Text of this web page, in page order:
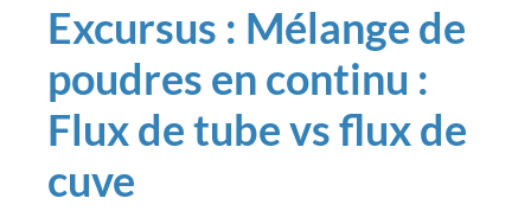
Excursus : Mélange de
poudres en continu :
Flux de tube vs flux de
cuve